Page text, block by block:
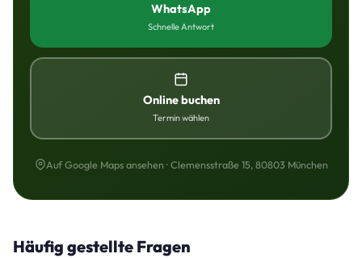
WhatsApp
Schnelle Antwort
Online buchen
Termin wählen
Auf Google Maps ansehen · Clemensstraße 15, 80803 München
Häufig gestellte Fragen